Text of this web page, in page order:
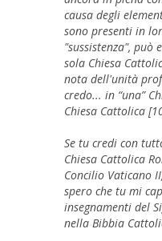
causa degli
sono presenti in
"sussistenza", può
sola Chiesa
nota dell'unità
credo... in “una”
Chiesa Cattolica
Se tu credi con
Chiesa Cattolica
Concilio Vaticano
spero che tu mi
insegnamenti del
nella Bibbia